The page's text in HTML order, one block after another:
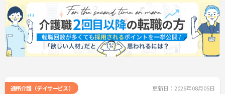
通所介護（デイサービス） 更新日：2026年08月05日